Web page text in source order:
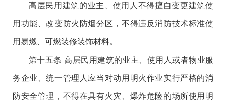
高层民用建筑的业主、使用人不得擅自变更建筑使
用功能、改变防火防烟分区，不得违反消防技术标准使
用易燃、可燃装修装饰材料。
第十五条 高层民用建筑的业主、使用人或者物业服
务企业、统一管理人应当对动用明火作业实行严格的消
防安全管理，不得在具有火灾、爆炸危险的场所使用明